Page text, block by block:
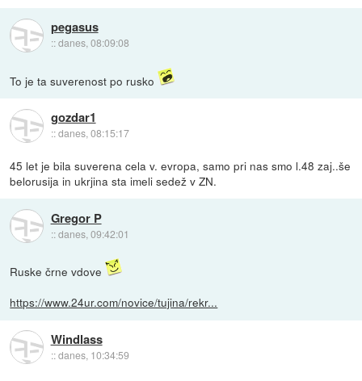
pegasus
::danes, 08:09:08
To je ta suverenost po rusko
gozdar1
::danes, 08:15:17
45 let je bila suverena cela v. evropa, samo pri nas smo l.48 zaj..še
belorusija in ukrjina sta imeli sedež v ZN.
Gregor P
::danes, 09:42:01
Ruske črne vdove
https://www.24ur.com/novice/tujina/rekr...
Windlass
::danes, 10:34:59